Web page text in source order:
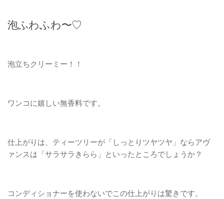
泡ふわふわ〜♡
泡立ちクリーミー！！
ワンコに嬉しい無香料です。
仕上がりは、ティーツリーが「しっとりツヤツヤ」ならアヴ
ァンスは「サラサラきらら」といったところでしょうか？
コンディショナーを使わないでこの仕上がりは驚きです。